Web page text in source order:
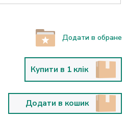
Додати в обране
Купити в 1 клік
Додати в кошик